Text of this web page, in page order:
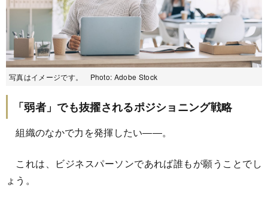
写真はイメージです。 Photo: Adobe Stock
「弱者」でも抜擢されるポジショニング戦略
組織のなかで力を発揮したい――。
これは、ビジネスパーソンであれば誰もが願うことでし
ょう。